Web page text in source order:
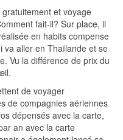
et voyage
fait-il? Sur place, il
en habits compense
va aller en Thaïlande et se
Vu la différence de prix du
de voyager
de compagnies aériennes
dépensés avec la carte,
an avec la carte